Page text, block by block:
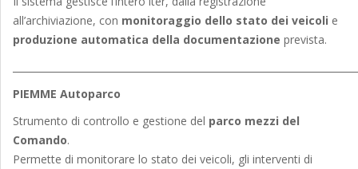
all’archiviazione, con monitoraggio dello stato dei veicoli e
produzione automatica della documentazione prevista.
PIEMME Autoparco
Strumento di controllo e gestione del parco mezzi del
Comando.
Permette di monitorare lo stato dei veicoli, gli interventi di